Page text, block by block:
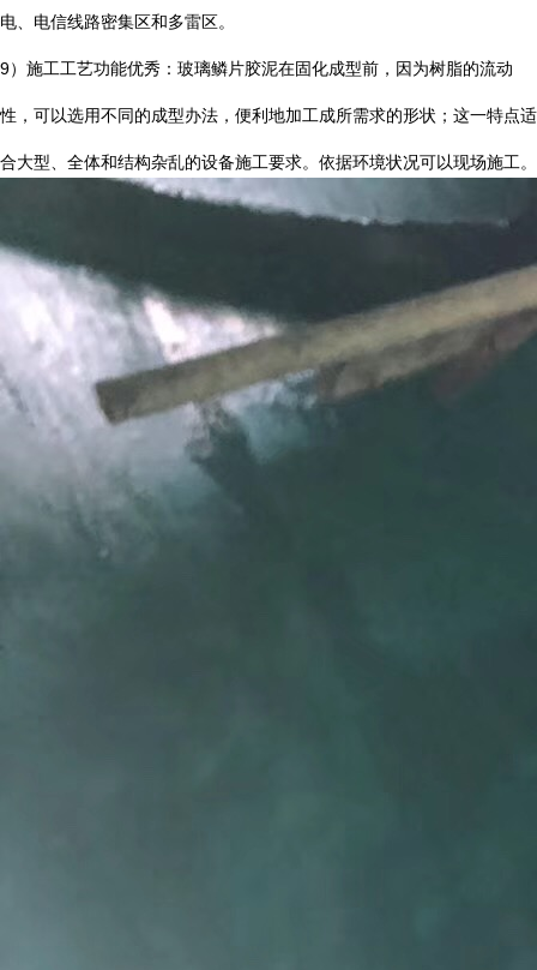
电、电信线路密集区和多雷区。
9）施工工艺功能优秀：玻璃鳞片胶泥在固化成型前，因为树脂的流动
性，可以选用不同的成型办法，便利地加工成所需求的形状；这一特点适
合大型、全体和结构杂乱的设备施工要求。依据环境状况可以现场施工。